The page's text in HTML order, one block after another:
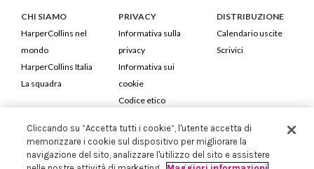
CHI SIAMO
HarperCollins nel
mondo
HarperCollins Italia
La squadra
PRIVACY
Informativa sulla
privacy
Informativa sui
cookie
Codice etico
DISTRIBUZIONE
Calendario uscite
Scrivici
HarperCollins Italia S.p.A. Viale Monte Nero, 84 - 20135 Milano
Cod. Fiscale e P.IVA 05946780151 - Capitale Sociale 258.250 €
Cliccando su “Accetta tutti i cookie”, l'utente accetta di
memorizzare i cookie sul dispositivo per migliorare la
navigazione del sito, analizzare l'utilizzo del sito e assistere